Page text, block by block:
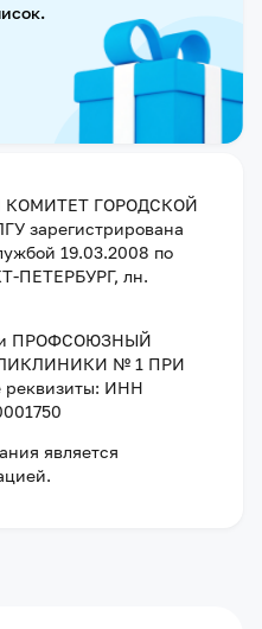
ГОРОДСКОЙ
зарегистрирована
19.03.2008 по
ПЕТЕРБУРГ, лн.
ПРОФСОЮЗНЫЙ
№ 1 ПРИ
ИНН
является
.